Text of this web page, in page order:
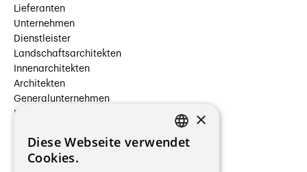
Lieferanten
Unternehmen
Dienstleister
Landschaftsarchitekten
Innenarchitekten
Architekten
Generalunternehmen
Beauftragte Unternehmen
Hersteller/Lieferanten
Bauherrschaften
FRENCH
×
Diese Webseite verwendet
Cookies.